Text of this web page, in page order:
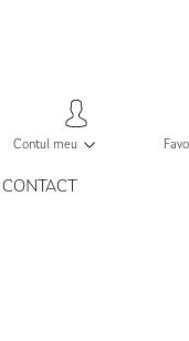
Contul meu
CONTACT